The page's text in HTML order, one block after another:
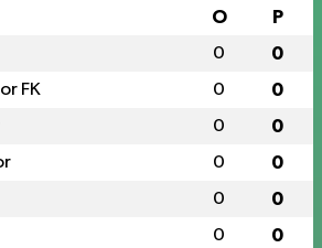
O P
0 0
FK 0 0
0 0
0 0
0 0
0 0